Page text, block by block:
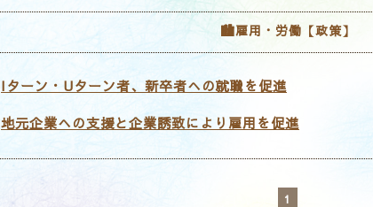
🏙雇用・労働【政策】
Iターン・Uターン者、新卒者への就職を促進
地元企業への支援と企業誘致により雇用を促進
1